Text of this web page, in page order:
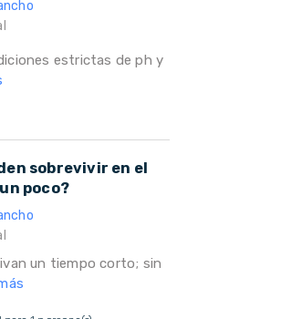
estrictas de ph y
sobrevivir en el
poco?
un tiempo corto; sin